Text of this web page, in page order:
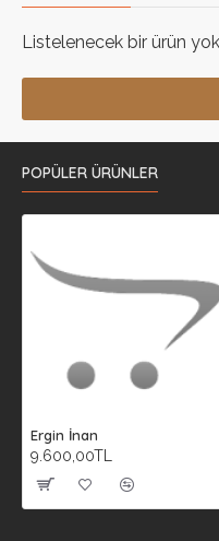
Listelenecek bir ürün yok
POPÜLER ÜRÜNLER
Ergin İnan
9.600,00TL